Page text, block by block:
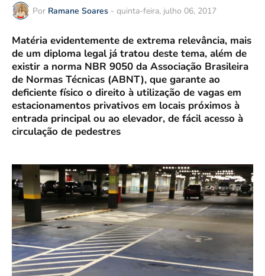
Por Ramane Soares - quinta-feira, julho 06, 2017
Matéria evidentemente de extrema relevância, mais
de um diploma legal já tratou deste tema, além de
existir a norma NBR 9050 da Associação Brasileira
de Normas Técnicas (ABNT), que garante ao
deficiente físico o direito à utilização de vagas em
estacionamentos privativos em locais próximos à
entrada principal ou ao elevador, de fácil acesso à
circulação de pedestres